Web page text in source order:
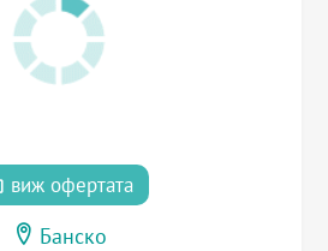
виж офертата
Банско